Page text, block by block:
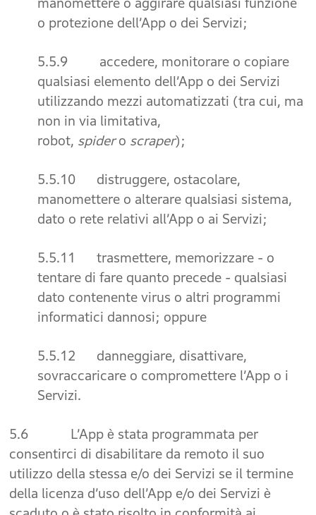
manomettere o aggirare qualsiasi funzione
o protezione dell’App o dei Servizi;
5.5.9 accedere, monitorare o copiare
qualsiasi elemento dell’App o dei Servizi
utilizzando mezzi automatizzati (tra cui, ma
non in via limitativa,
robot, spidero scraper);
5.5.10 distruggere, ostacolare,
manomettere o alterare qualsiasi sistema,
dato o rete relativi all’App o ai Servizi;
5.5.11 trasmettere, memorizzare - o
tentare di fare quanto precede - qualsiasi
dato contenente virus o altri programmi
informatici dannosi; oppure
5.5.12 danneggiare, disattivare,
sovraccaricare o compromettere l’App o i
Servizi.
5.6 L’App è stata programmata per
consentirci di disabilitare da remoto il suo
utilizzo della stessa e/o dei Servizi se il termine
della licenza d’uso dell’App e/o dei Servizi è